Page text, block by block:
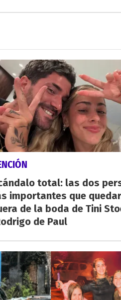
total: las dos
importantes que
de la boda de Tini
de Paul